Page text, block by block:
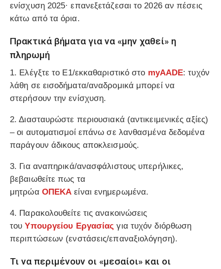
ενίσχυση 2025· επανεξετάζεσαι το 2026 αν πέσεις
κάτω από τα όρια.
Πρακτικά βήματα για να «μην χαθεί» η
πληρωμή
1. Ελέγξτε το Ε1/εκκαθαριστικό στο myAADE: τυχόν
λάθη σε εισοδήματα/αναδρομικά μπορεί να
στερήσουν την ενίσχυση.
2.Διασταυρώστε περιουσιακά(αντικειμενικές αξίες)
– οι αυτοματισμοί επάνω σε λανθασμένα δεδομένα
παράγουν άδικους αποκλεισμούς.
3. Για αναπηρικά/ανασφάλιστους υπερήλικες,
βεβαιωθείτε πως τα
μητρώα ΟΠΕΚΑ είναι ενημερωμένα.
4. Παρακολουθείτε τις ανακοινώσεις
τουΥπουργείου Εργασίας για τυχόνδιόρθωση
περιπτώσεων (ενστάσεις/επαναξιολόγηση).
Τι να περιμένουν οι «μεσαίοι» και οι